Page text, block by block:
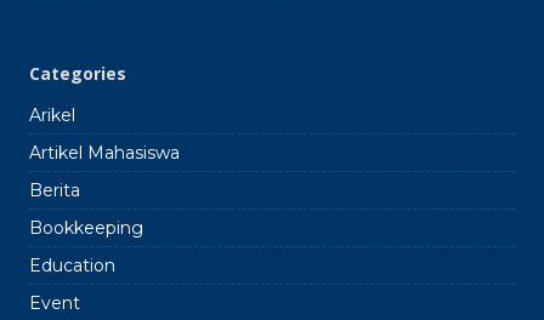
Categories
Arikel
Artikel Mahasiswa
Berita
Bookkeeping
Education
Event